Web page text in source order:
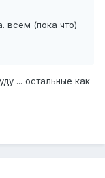
всем (пока что)
... остальные как